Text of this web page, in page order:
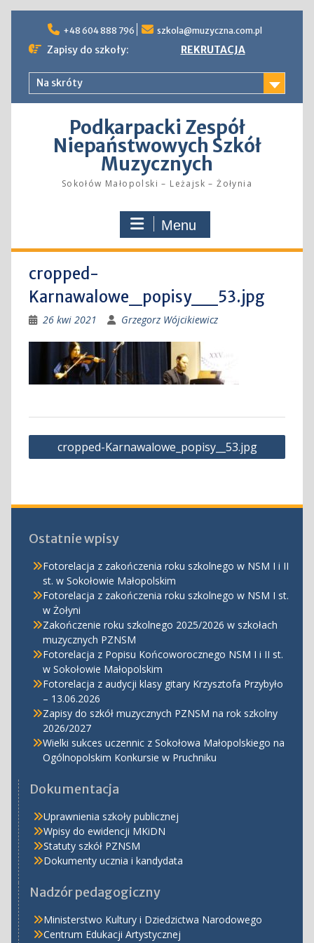
content
+48 604 888 796 szkola@muzyczna.com.pl
Zapisy do szkoły: REKRUTACJA
Na skróty
Podkarpacki Zespół
Niepaństwowych Szkół
Muzycznych
Sokołów Małopolski – Leżajsk – Żołynia
Menu
cropped-
Karnawalowe_popisy__53.jpg
26 kwi 2021 Grzegorz Wójcikiewicz
Nawigacja
wpisu
cropped-Karnawalowe_popisy__53.jpg
Ostatnie wpisy
Fotorelacja z zakończenia roku szkolnego w NSM I i II
st. w Sokołowie Małopolskim
Fotorelacja z zakończenia roku szkolnego w NSM I st.
w Żołyni
Zakończenie roku szkolnego 2025/2026 w szkołach
muzycznych PZNSM
Fotorelacja z Popisu Końcoworocznego NSM I i II st.
w Sokołowie Małopolskim
Fotorelacja z audycji klasy gitary Krzysztofa Przybyło
– 13.06.2026
Zapisy do szkół muzycznych PZNSM na rok szkolny
2026/2027
Wielki sukces uczennic z Sokołowa Małopolskiego na
Ogólnopolskim Konkursie w Pruchniku
Dokumentacja
Uprawnienia szkoły publicznej
Wpisy do ewidencji MKiDN
Statuty szkół PZNSM
Dokumenty ucznia i kandydata
Nadzór pedagogiczny
Ministerstwo Kultury i Dziedzictwa Narodowego
Centrum Edukacji Artystycznej